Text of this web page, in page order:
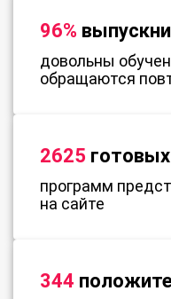
96%
довольны
обращаются
2625 готовых
программ
на сайте
344